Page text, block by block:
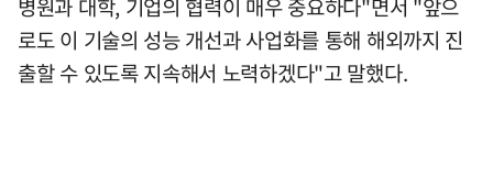
로도 이 기술의 성능 개선과 사업화를 통해 해외까지 진
출할 수 있도록 지속해서 노력하겠다"고 말했다.